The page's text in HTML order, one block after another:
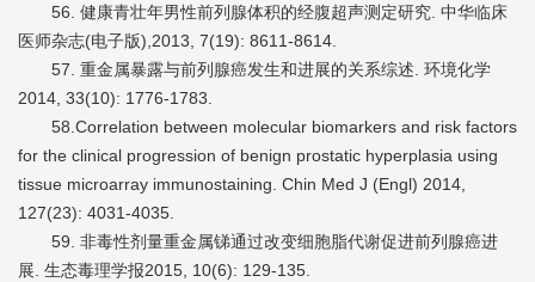
56. 健康青壮年男性前列腺体积的经腹超声测定研究. 中华临床
医师杂志(电子版),2013, 7(19): 8611-8614.
57. 重金属暴露与前列腺癌发生和进展的关系综述. 环境化学
2014, 33(10): 1776-1783.
58.Correlation between molecular biomarkers and risk factors
for the clinical progression of benign prostatic hyperplasia using
tissue microarray immunostaining. Chin Med J (Engl) 2014,
127(23): 4031-4035.
59. 非毒性剂量重金属锑通过改变细胞脂代谢促进前列腺癌进
展. 生态毒理学报2015, 10(6): 129-135.